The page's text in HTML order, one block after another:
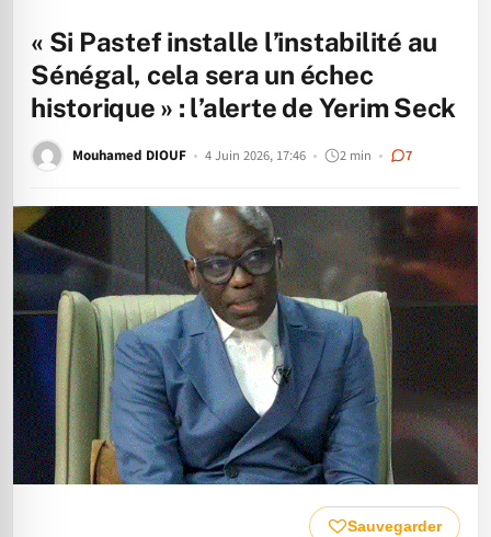
« Si Pastef installe l’instabilité au
Sénégal, cela sera un échec
historique » : l’alerte de Yerim Seck
Mouhamed DIOUF 4 Juin 2026, 17:46 2 min 7
Sauvegarder